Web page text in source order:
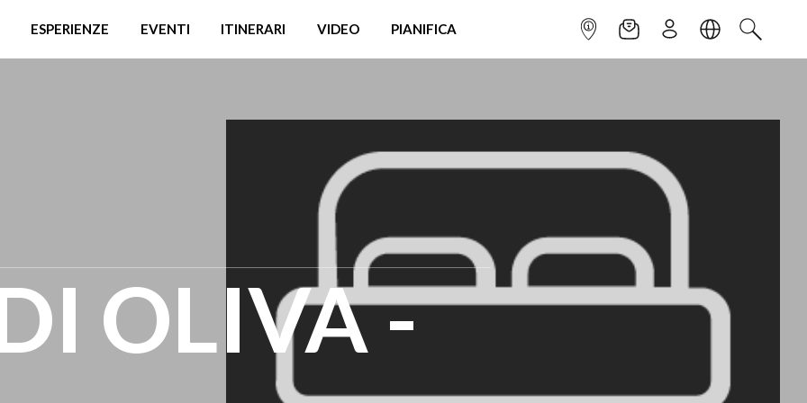
ESPERIENZE EVENTI ITINERARI VIDEO PIANIFICA INFOPOINTNEWSLETTER
ISCRIVITILINGUACERCA
OLIVA -